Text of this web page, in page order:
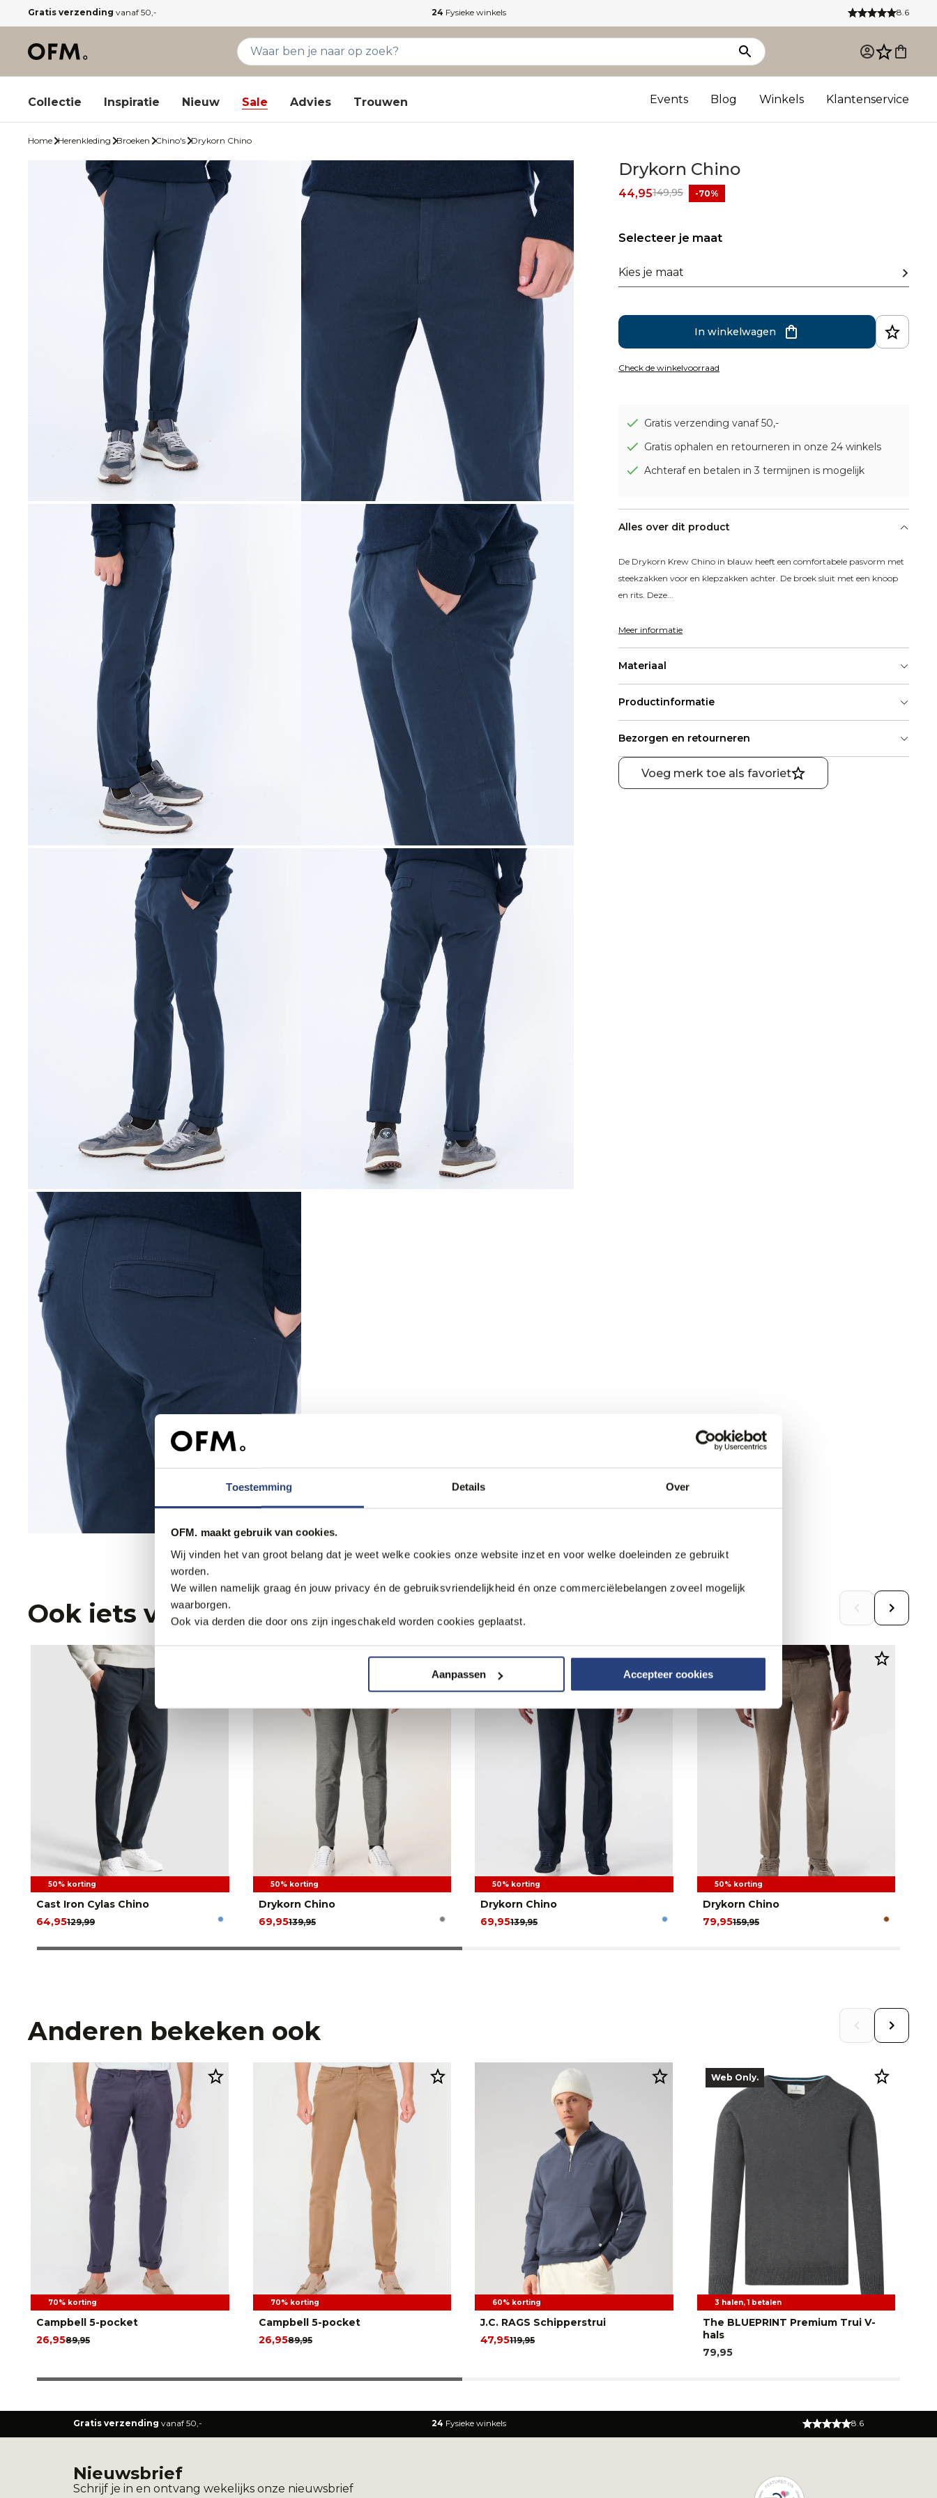
Toestemming Details Over
OFM. maakt gebruik van cookies.
Wij vinden het van groot belang dat je weet welke cookies onze website inzet en voor welke doeleinden ze gebruikt
worden.
We willen namelijk graag én jouw privacy én de gebruiksvriendelijkheid én onze commerciëlebelangen zoveel mogelijk
waarborgen.
Ook via derden die door ons zijn ingeschakeld worden cookies geplaatst.
Aanpassen Accepteer cookies
Gratis verzending vanaf 50,- 24 Fysieke winkels 8.6
Collectie Inspiratie Nieuw Sale Advies Trouwen Events Blog Winkels Klantenservice
Home Herenkleding Broeken Chino's Drykorn Chino
Drykorn Chino
149,95
44,95 -70%
Selecteer je maat
Kies je maat
In winkelwagen
Check de winkelvoorraad
Gratis verzending vanaf 50,-
Gratis ophalen en retourneren in onze 24 winkels
Achteraf en betalen in 3 termijnen is mogelijk
Alles over dit product
De Drykorn Krew Chino in blauw heeft een comfortabele pasvorm met
steekzakken voor en klepzakken achter. De broek sluit met een knoop
en rits. Deze...
Meer informatie
Materiaal
Productinformatie
Bezorgen en retourneren
Voeg merk toe als favoriet
Ook iets voor jou?
50% korting
Cast Iron Cylas Chino
129,99
64,95
50% korting
Drykorn Chino
139,95
69,95
50% korting
Drykorn Chino
139,95
69,95
50% korting
Drykorn Chino
159,95
79,95
Anderen bekeken ook
70% korting
Campbell 5-pocket
89,95
26,95
70% korting
Campbell 5-pocket
89,95
26,95
60% korting
J.C. RAGS Schipperstrui
119,95
47,95
Web Only.
3 halen, 1 betalen
The BLUEPRINT Premium Trui V-
hals
79,95
Gratis verzending vanaf 50,- 24 Fysieke winkels 8.6
Nieuwsbrief
Schrijf je in en ontvang wekelijks onze nieuwsbrief